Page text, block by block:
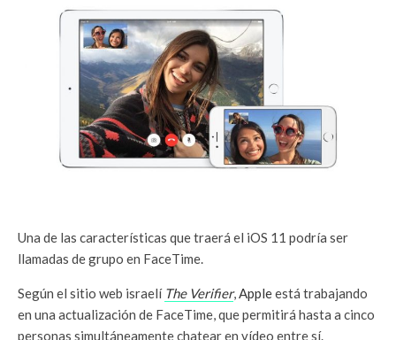
Una de las características que traerá el iOS 11 podría ser
llamadas de grupo en FaceTime.
Según el sitio web israelí The Verifier, Appleestá trabajando
en una actualización de FaceTime, que permitirá hasta a cinco
personas simultáneamente chatear en vídeo entre sí.